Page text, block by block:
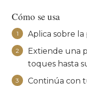
Cómo se usa
1 Aplica sobre la
2
Extiende una
toques hasta
3
Continúa con